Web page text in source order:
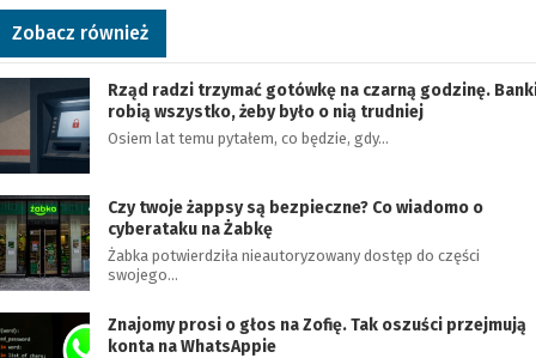
Zobacz również
Rząd radzi trzymać gotówkę na czarną godzinę.
robią wszystko, żeby było o nią trudniej
Osiem lat temu pytałem, co będzie, gdy…
Czy twoje żappsy są bezpieczne? Co wiadomo o
cyberataku na Żabkę
Żabka potwierdziła nieautoryzowany dostęp do części
swojego…
Znajomy prosi o głos na Zofię. Tak oszuści przejmują
konta na WhatsAppie